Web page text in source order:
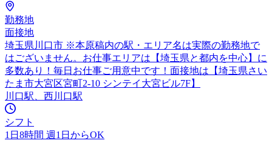
勤務地
面接地
埼玉県川口市 ※本原稿内の駅・エリア名は実際の勤務地で
はございません。お仕事エリアは【埼玉県と都内を中心】に
多数あり！毎日お仕事ご用意中です！面接地は【埼玉県さい
たま市大宮区宮町2-10 シンテイ大宮ビル7F】
川口駅、西川口駅
シフト
1日8時間 週1日からOK